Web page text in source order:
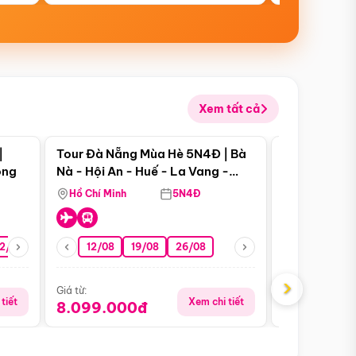
Xem tất cả
08 26/08 05/09 09/09 12/09
tiết
Điểm nổi bật
Tour Đà Nẵng Mùa Hè 5N4Đ | Bà
Nà - Hội An - Huế - La Vang -
Động Thiên Đường
Hồ Chí Minh 5N4Đ
12/08 19/08 26/08
Giá từ:
8.099.000đ Xem chi tiết
Giá từ:
›